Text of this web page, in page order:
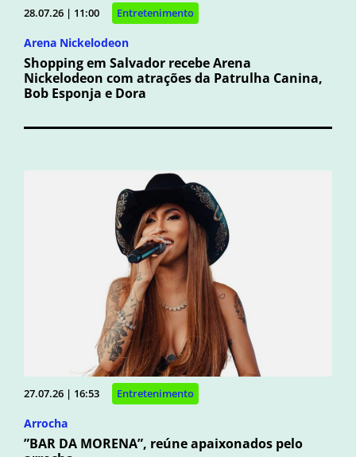
28.07.26 | 11:00 Entretenimento
Arena Nickelodeon
Shopping em Salvador recebe Arena
Nickelodeon com atrações da Patrulha Canina,
Bob Esponja e Dora
27.07.26 | 16:53 Entretenimento
Arrocha
”BAR DA MORENA”, reúne apaixonados pelo